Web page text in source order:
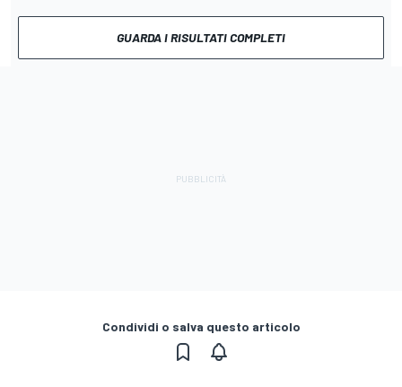
GUARDA I RISULTATI COMPLETI
Condividi o salva questo articolo